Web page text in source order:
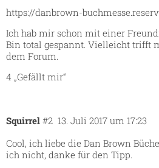
https://danbrown-
Ich hab mir schon mit einer
Bin total gespannt. Vielleicht trifft
dem Forum.
4 „Gefällt mir“
Squirrel 13. Juli 2017 um 17:23
#2
Cool, ich liebe die Dan Brown
ich nicht, danke für den Tipp.